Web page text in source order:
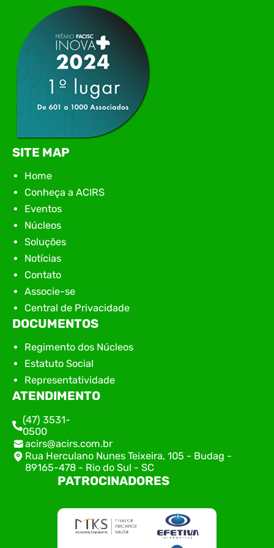
apresentação de novas iniciativas para o setor. O
encontro aconteceu em Rio…
SITE MAP
Home
Conheça a ACIRS
Eventos
Núcleos
Soluções
Notícias
Contato
Associe-se
Central de Privacidade
DOCUMENTOS
Regimento dos Núcleos
Estatuto Social
Representatividade
ATENDIMENTO
(47) 3531-
0500
acirs@acirs.com.br
Rua Herculano Nunes Teixeira, 105 - Budag -
89165-478 - Rio do Sul - SC
PATROCINADORES